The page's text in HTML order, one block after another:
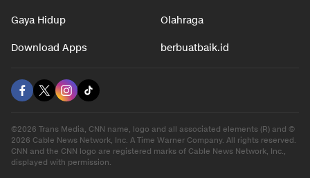
Gaya Hidup Olahraga
Download Apps berbuatbaik.id
©2026 Trans Media, CNN name, logo and all associated elements (R) and ©
2026 Cable News Network, Inc. A Time Warner Company. All rights reserved.
CNN and the CNN logo are registered marks of Cable News Network, Inc.,
displayed with permission.